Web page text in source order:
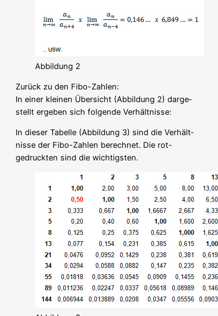
Abbil­dung 2
Zurück zu den Fibo-Zahlen:
In einer klei­nen Über­sicht (Abbil­dung 2) dar­ge­
stellt erge­ben sich fol­gen­de Verhältnisse:
In die­ser Tabel­le (Abbil­dung 3) sind die Ver­hält­
nis­se der Fibo-Zah­len berech­net. Die rot-
gedruck­ten sind die wichtigsten.